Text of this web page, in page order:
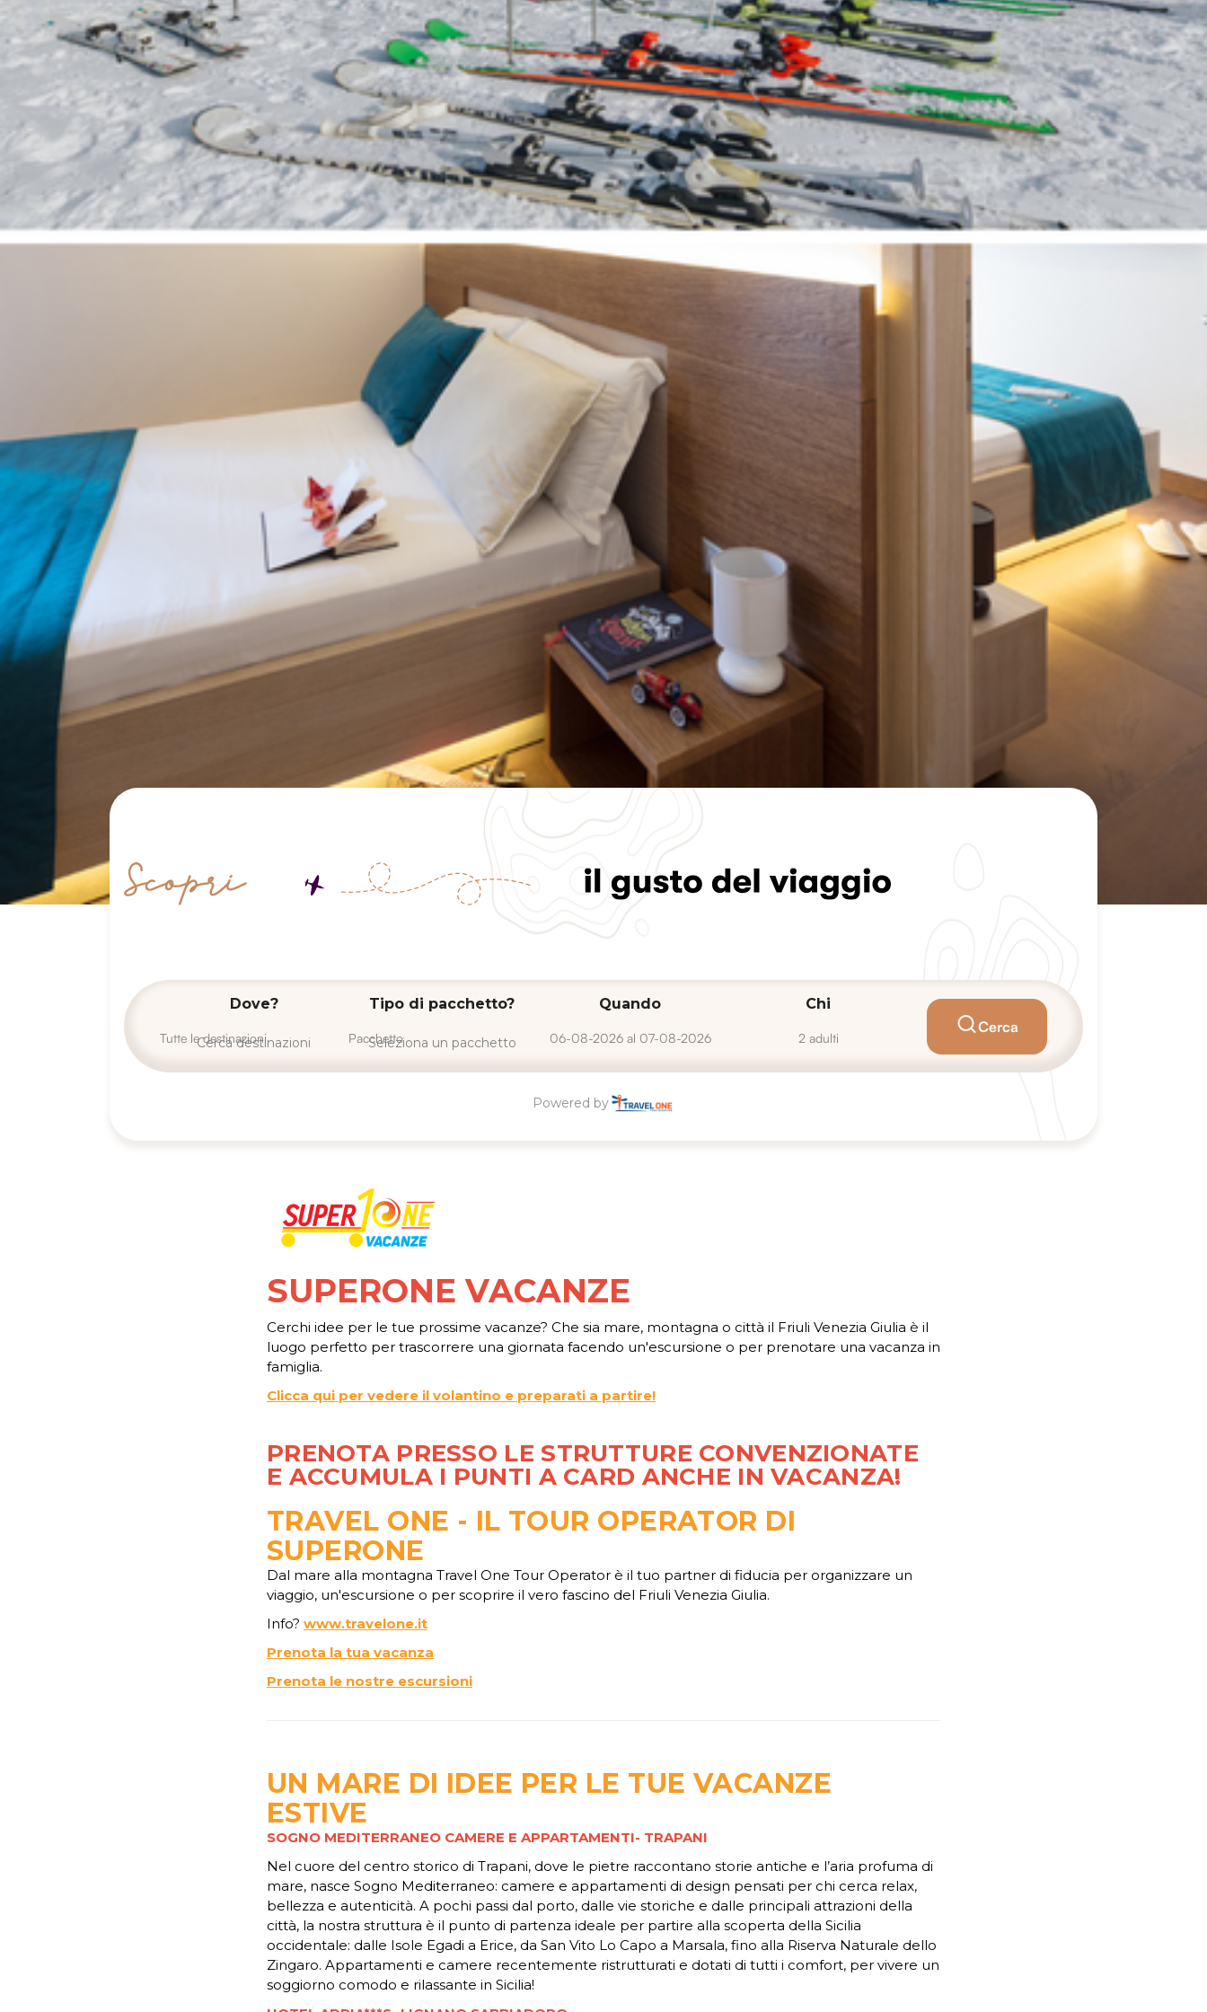
Dove?
Cerca destinazioni
Tipo di pacchetto?
Seleziona un pacchetto
Quando Chi
Cerca
Powered by
SUPERONE VACANZE
Cerchi idee per le tue prossime vacanze? Che sia mare, montagna o città il Friuli Venezia Giulia è il
luogo perfetto per trascorrere una giornata facendo un'escursione o per prenotare una vacanza in
famiglia.
Clicca qui per vedere il volantino e preparati a partire!
PRENOTA PRESSO LE STRUTTURE CONVENZIONATE
E ACCUMULA I PUNTI A CARD ANCHE IN VACANZA!
TRAVEL ONE - IL TOUR OPERATOR DI
SUPERONE
Dal mare alla montagna Travel One Tour Operator è il tuo partner di fiducia per organizzare un
viaggio, un'escursione o per scoprire il vero fascino del Friuli Venezia Giulia.
Info? www.travelone.it
Prenota la tua vacanza
Prenota le nostre escursioni
UN MARE DI IDEE PER LE TUE VACANZE
ESTIVE
SOGNO MEDITERRANEO CAMERE E APPARTAMENTI- TRAPANI
Nel cuore del centro storico di Trapani, dove le pietre raccontano storie antiche e l’aria profuma di
mare, nasce Sogno Mediterraneo: camere e appartamenti di design pensati per chi cerca relax,
bellezza e autenticità. A pochi passi dal porto, dalle vie storiche e dalle principali attrazioni della
città, la nostra struttura è il punto di partenza ideale per partire alla scoperta della Sicilia
occidentale: dalle Isole Egadi a Erice, da San Vito Lo Capo a Marsala, fino alla Riserva Naturale dello
Zingaro. Appartamenti e camere recentemente ristrutturati e dotati di tutti i comfort, per vivere un
soggiorno comodo e rilassante in Sicilia!